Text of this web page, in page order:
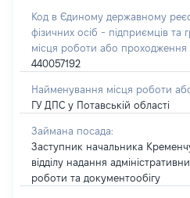
Код в Єдиному державному
фізичних осіб - підприємців
місця роботи або проходження
440057192
Найменування місця роботи
ГУ ДПС у Потавській області
Займана посада:
Заступник начальника
відділу надання
роботи та документообігу